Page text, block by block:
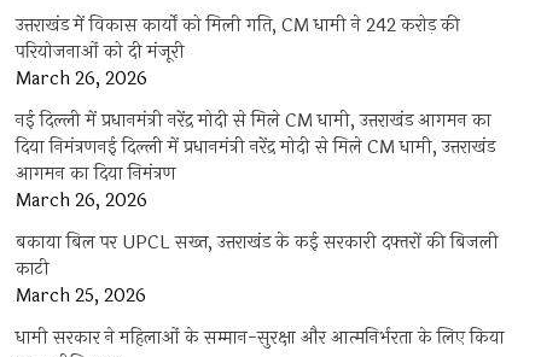
उत्तराखंड में विकास कार्यों को मिली गति, CM धामी ने 242 करोड़ की
परियोजनाओं को दी मंजूरी
March 26, 2026
नई दिल्ली में प्रधानमंत्री नरेंद्र मोदी से मिले CM धामी, उत्तराखंड आगमन का
दिया निमंत्रणनई दिल्ली में प्रधानमंत्री नरेंद्र मोदी से मिले CM धामी, उत्तराखंड
आगमन का दिया निमंत्रण
March 26, 2026
बकाया बिल पर UPCL सख्त, उत्तराखंड के कई सरकारी दफ्तरों की बिजली
काटी
March 25, 2026
धामी सरकार ने महिलाओं के सम्मान-सुरक्षा और आत्मनिर्भरता के लिए किया